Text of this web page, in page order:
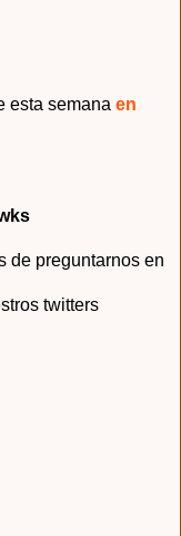
esta semana en
de preguntarnos en
twitters